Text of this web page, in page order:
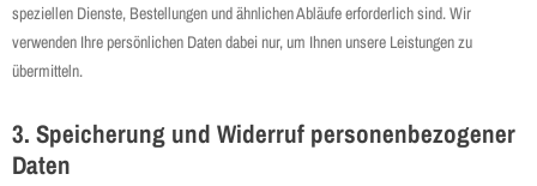
speziellen Dienste, Bestellungen und ähnlichen Abläufe erforderlich sind. Wir
verwenden Ihre persönlichen Daten dabei nur, um Ihnen unsere Leistungen zu
übermitteln.
3. Speicherung und Widerruf personenbezogener
Daten